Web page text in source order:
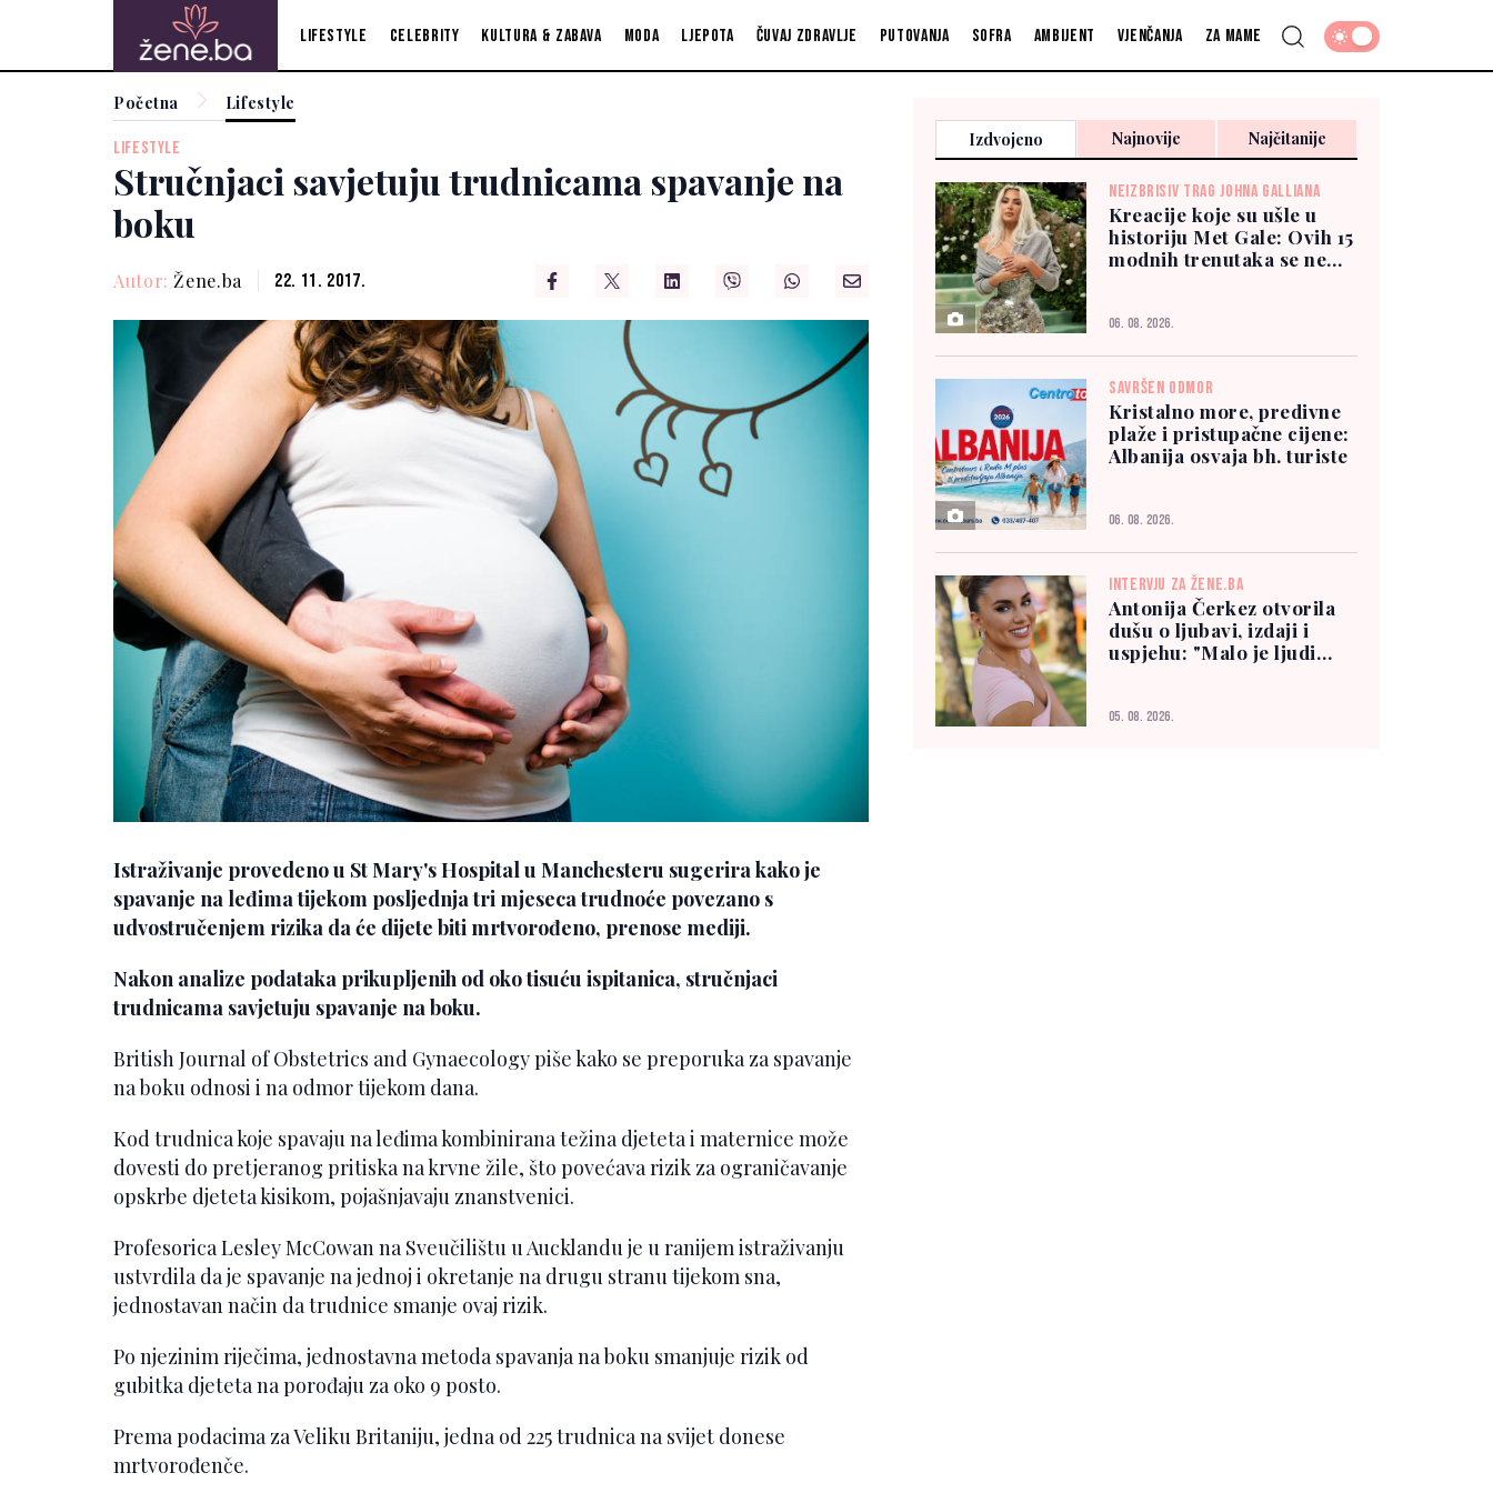
Lifestyle Celebrity Kultura & zabava Moda Ljepota Čuvaj zdravlje Putovanja Sofra Ambijent Vjenčanja Za mame
Početna Lifestyle
LIFESTYLE
Stručnjaci savjetuju trudnicama spavanje na
boku
Autor: Žene.ba 22. 11. 2017.
Istraživanje provedeno u St Mary's Hospital u Manchesteru sugerira kako je
spavanje na leđima tijekom posljednja tri mjeseca trudnoće povezano s
udvostručenjem rizika da će dijete biti mrtvorođeno, prenose mediji.
Nakon analize podataka prikupljenih od oko tisuću ispitanica, stručnjaci
trudnicama savjetuju spavanje na boku.
British Journal of Obstetrics and Gynaecology piše kako se preporuka za spavanje
na boku odnosi i na odmor tijekom dana.
Kod trudnica koje spavaju na leđima kombinirana težina djeteta i maternice može
dovesti do pretjeranog pritiska na krvne žile, što povećava rizik za ograničavanje
opskrbe djeteta kisikom, pojašnjavaju znanstvenici.
Profesorica Lesley McCowan na Sveučilištu u Aucklandu je u ranijem istraživanju
ustvrdila da je spavanje na jednoj i okretanje na drugu stranu tijekom sna,
jednostavan način da trudnice smanje ovaj rizik.
Po njezinim riječima, jednostavna metoda spavanja na boku smanjuje rizik od
gubitka djeteta na porođaju za oko 9 posto.
Prema podacima za Veliku Britaniju, jedna od 225 trudnica na svijet donese
mrtvorođenče.
Izdvojeno Najnovije Najčitanije
NEIZBRISIV TRAG JOHNA GALLIANA
Kreacije koje su ušle u
historiju Met Gale: Ovih 15
modnih trenutaka se ne
06. 08. 2026.
SAVRŠEN ODMOR
Kristalno more, predivne
plaže i pristupačne cijene:
Albanija osvaja bh. turiste
06. 08. 2026.
INTERVJU ZA ŽENE.BA
Antonija Čerkez otvorila
dušu o ljubavi, izdaji i
uspjehu: "Malo je ljudi
05. 08. 2026.